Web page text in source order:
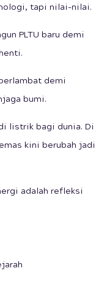
tapi nilai-nilai.
PLTU baru demi
demi
bumi.
listrik bagi dunia. Di
kini berubah jadi
adalah refleksi